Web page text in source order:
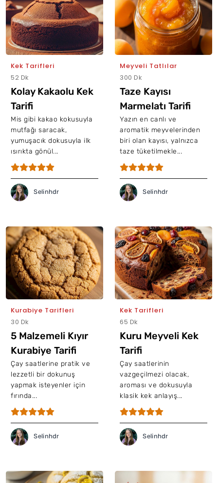
Kek Tarifleri
52 Dk
Kolay Kakaolu Kek
Tarifi
Mis gibi kakao kokusuyla
mutfağı saracak,
yumuşacık dokusuyla ilk
ısırıkta gönül...
Selinhdr
Meyveli Tatlılar
300 Dk
Taze Kayısı
Marmelatı Tarifi
Yazın en canlı ve
aromatik meyvelerinden
biri olan kayısı, yalnızca
taze tüketilmekle...
Selinhdr
Kurabiye Tarifleri
30 Dk
5 Malzemeli Kıyır
Kurabiye Tarifi
Çay saatlerine pratik ve
lezzetli bir dokunuş
yapmak isteyenler için
fırında...
Selinhdr
Kek Tarifleri
65 Dk
Kuru Meyveli Kek
Tarifi
Çay saatlerinin
vazgeçilmezi olacak,
aroması ve dokusuyla
klasik kek anlayış...
Selinhdr